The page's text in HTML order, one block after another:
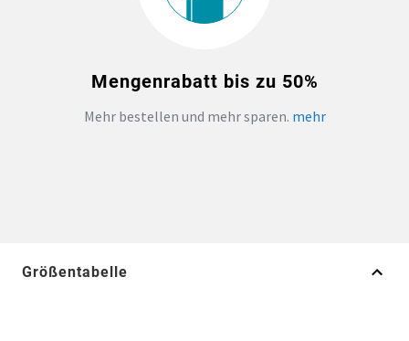
Mengenrabatt bis zu 50%
Mehr bestellen und mehr sparen. mehr
Größentabelle